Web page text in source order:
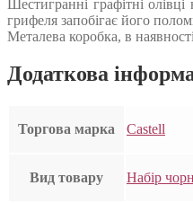
Шестигранні графітні
грифеля запобігає його
Металева коробка, в
Додаткова
Торгова марка Castell
Вид товару Набір